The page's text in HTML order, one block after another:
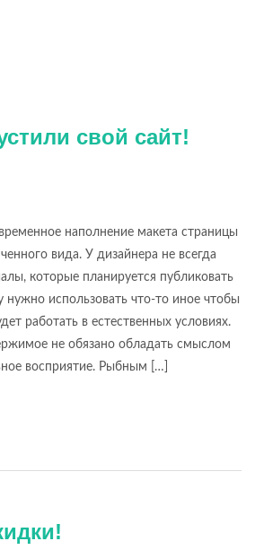
свой сайт!
наполнение макета страницы
вида. У дизайнера не всегда
которые планируется публиковать
нужно использовать что-то иное чтобы
работать в естественных условиях.
не обязано обладать смыслом
восприятие. Рыбным […]